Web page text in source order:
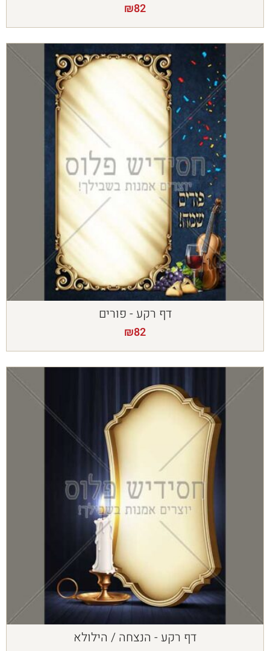
₪82
דף רקע - פורים
₪82
דף רקע - הנצחה / הילולא